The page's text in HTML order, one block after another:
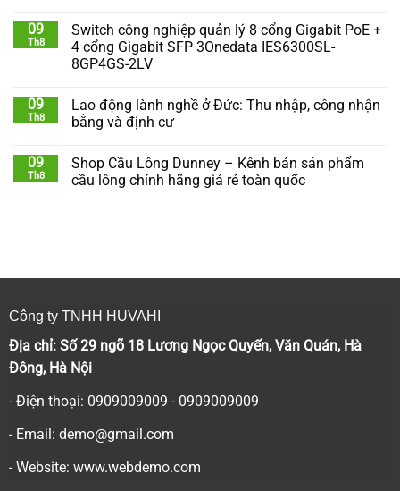
09
Th8
Switch công nghiệp quản lý 8 cổng Gigabit PoE +
4 cổng Gigabit SFP 3Onedata IES6300SL-
8GP4GS-2LV
09
Th8
Lao động lành nghề ở Đức: Thu nhập, công nhận
bằng và định cư
09
Th8
Shop Cầu Lông Dunney – Kênh bán sản phẩm
cầu lông chính hãng giá rẻ toàn quốc
Công ty TNHH HUVAHI
Địa chỉ: Số 29 ngõ 18 Lương Ngọc Quyến, Văn Quán, Hà
Đông, Hà Nội
- Điện thoại: 0909009009 - 0909009009
- Email: demo@gmail.com
- Website: www.webdemo.com